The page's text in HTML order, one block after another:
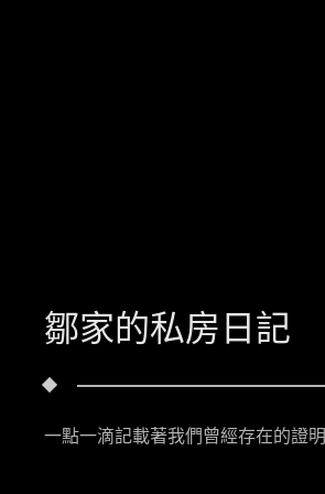
鄒家的私房日記
一點一滴記載著我們曾經存在的證明